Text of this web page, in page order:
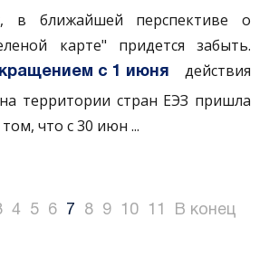
в ближайшей перспективе о
карте" придется забыть.
с 1 июня
действия
территории стран ЕЭЗ пришла
что с 30 июн ...
4 5 6 7 8 9 10 11 В конец